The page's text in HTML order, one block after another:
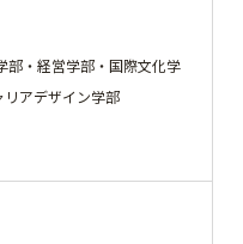
部・経営学部・国際文化学
アデザイン学部